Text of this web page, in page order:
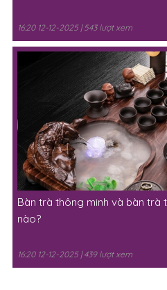
16:20 12-12-2025 | 543 lượt xem
Bàn trà thông minh và bàn trà
nào?
16:20 12-12-2025 | 439 lượt xem